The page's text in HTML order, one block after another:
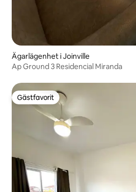
Ägarlägenhet i Joinville
Ap Ground 3 Residencial Miranda
Gästfavorit
Gästfavorit